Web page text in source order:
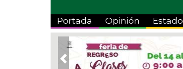
Portada Opinión Estado
Previous